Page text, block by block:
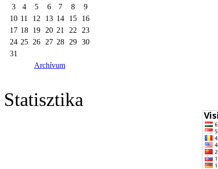
3
4 5 6 7 8
9
10 11 12 13 14 15
16
17 18 19 20 21 22
23
24 25 26 27 28 29 30
31
Archívum
Statisztika